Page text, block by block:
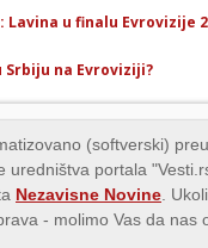
u finalu Evrovizije
na Evroviziji?
(softverski)
uredništva portala
Nezavisne Novine .
- molimo Vas da nas